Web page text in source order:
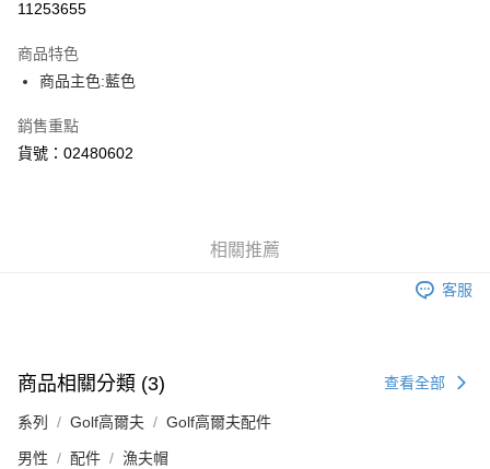
街口支付
悠遊付
Google Pay
每筆NT$100，滿NT$1,800(含以上)免運費
宅配(離島恕不配送)
每筆NT$150，滿NT$1,800(含以上)免運費
11253655
商品特色
商品主色:藍色
銷售重點
貨號：02480602
相關推薦
客服
商品相關分類 (3) 查看全部
系列 Golf高爾夫 Golf高爾夫配件
男性 配件 漁夫帽